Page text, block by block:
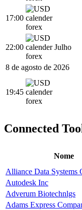
17:00
22:00 Julho
8 de agosto de 2026
19:45
Connected
Nome
Alliance Data Systems
Autodesk Inc
Adverum Biotechnlgs
Adams Express